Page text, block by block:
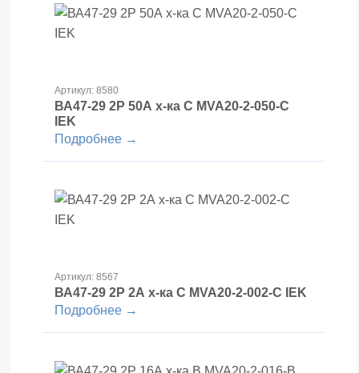
Артикул: 8580
ВА47-29 2Р 50А х-ка С MVA20-2-050-С
IEK
Подробнее →
Артикул: 8567
ВА47-29 2Р 2А х-ка С MVA20-2-002-С IEK
Подробнее →